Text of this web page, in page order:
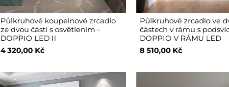
Půlkruhové koupelnové zrcadlo
ze dvou částí s osvětlením -
DOPPIO LED II
4 320,00 Kč
Půlkruhové zrcadlo ve
částech v rámu s
DOPPIO V RÁMU LED
8 510,00 Kč